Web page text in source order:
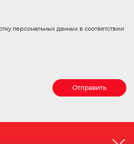
персональных данных в соответствии
Отправить